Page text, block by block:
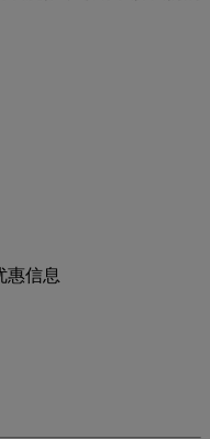
惠信息